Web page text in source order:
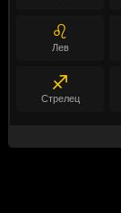
♌
Лев
♐
Стрелец